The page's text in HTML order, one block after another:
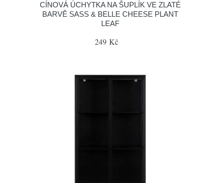
CÍNOVÁ ÚCHYTKA NA ŠUPLÍK VE ZLATÉ
BARVĚ SASS & BELLE CHEESE PLANT
LEAF
249 Kč